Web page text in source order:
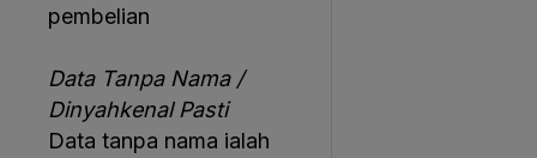
pembelian
Data Tanpa Nama /
Dinyahkenal Pasti
Data tanpa nama ialah